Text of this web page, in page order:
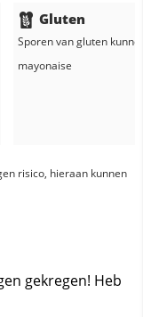
Gluten
Sporen van gluten
mayonaise
risico, hieraan kunnen
gekregen! Heb